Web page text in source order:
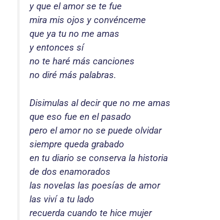
y que el amor se te fue
mira mis ojos y convénceme
que ya tu no me amas
y entonces sí
no te haré más canciones
no diré más palabras.
Disimulas al decir que no me amas
que eso fue en el pasado
pero el amor no se puede olvidar
siempre queda grabado
en tu diario se conserva la historia
de dos enamorados
las novelas las poesías de amor
las viví a tu lado
recuerda cuando te hice mujer